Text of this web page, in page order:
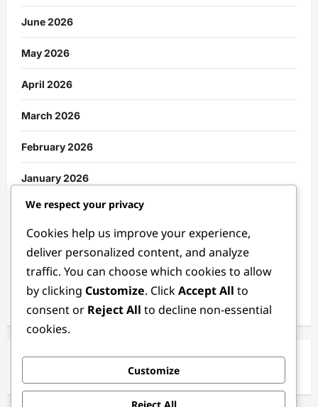
June 2026
May 2026
April 2026
March 2026
February 2026
January 2026
December 2025
November 2025
October 2025
September 2025
We respect your privacy
Cookies help us improve your experience,
deliver personalized content, and analyze
traffic. You can choose which cookies to allow
by clicking Customize. ClickAccept All to
consent or Reject All to decline non-essential
cookies.
Customize
Reject All